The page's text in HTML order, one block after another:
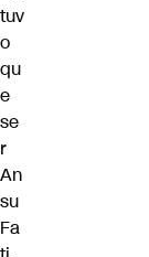
tuv
o
qu
e
se
r
An
su
Fa